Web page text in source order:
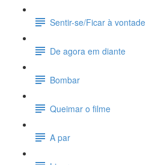
Sentir-se/Ficar à vontade
De agora em diante
Bombar
Queimar o filme
A par